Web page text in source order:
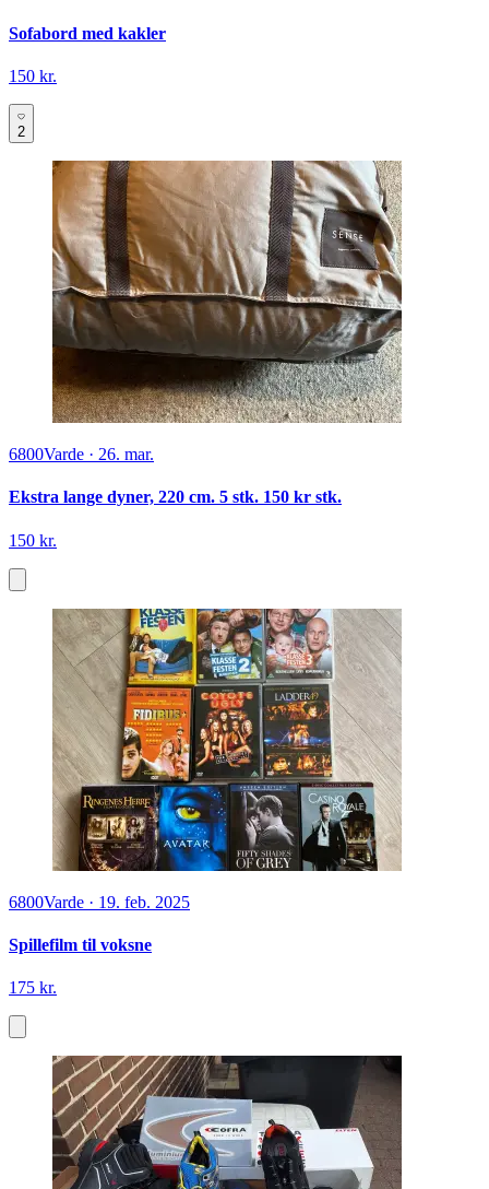
Sofabord med kakler
150 kr.
2
6800Varde · 26. mar.
Ekstra lange dyner, 220 cm. 5 stk. 150 kr stk.
150 kr.
6800Varde · 19. feb. 2025
Spillefilm til voksne
175 kr.